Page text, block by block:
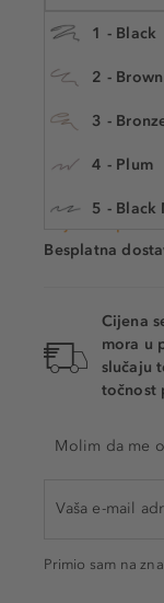
1 - Black
2 - Brown
3 -
4 - Plum
5 - Black
7 - Blue
1 g
Šifra artikla
Besplatna
Cijena
mora u
slučaju
točnost
Molim da me
Primio sam na